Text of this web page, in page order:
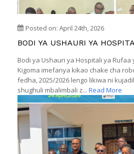
Posted on: April 24th, 2026
BODI YA USHAURI YA
ROBO YA TATU, 2025/2026
Bodi ya Ushauri ya Hospitali ya Rufaa
Kigoma imefanya kikao chake cha
fedha, 2025/2026 lengo likiwa ni
shughuli mbalimbali z... Read More